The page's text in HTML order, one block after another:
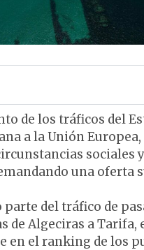
de los tráficos del
a la Unión
sociales
una oferta
parte del tráfico de
Algeciras a Tarifa,
en el ranking de los